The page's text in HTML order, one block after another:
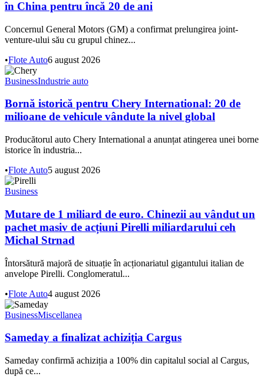
în China pentru încă 20 de ani
Concernul General Motors (GM) a confirmat prelungirea joint-
venture-ului său cu grupul chinez...
•Flote Auto6 august 2026
BusinessIndustrie auto
Bornă istorică pentru Chery International: 20 de
milioane de vehicule vândute la nivel global
Producătorul auto Chery International a anunțat atingerea unei borne
istorice în industria...
•Flote Auto5 august 2026
Business
Mutare de 1 miliard de euro. Chinezii au vândut un
pachet masiv de acțiuni Pirelli miliardarului ceh
Michal Strnad
Întorsătură majoră de situație în acționariatul gigantului italian de
anvelope Pirelli. Conglomeratul...
•Flote Auto4 august 2026
BusinessMiscellanea
Sameday a finalizat achiziția Cargus
Sameday confirmă achiziția a 100% din capitalul social al Cargus,
după ce...